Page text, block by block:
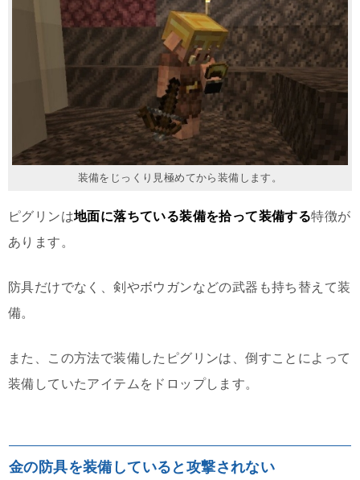
装備をじっくり見極めてから装備します。
ピグリンは地面に落ちている装備を拾って装備する特徴が
あります。
防具だけでなく、剣やボウガンなどの武器も持ち替えて装
備。
また、この方法で装備したピグリンは、倒すことによって
装備していたアイテムをドロップします。
金の防具を装備していると攻撃されない